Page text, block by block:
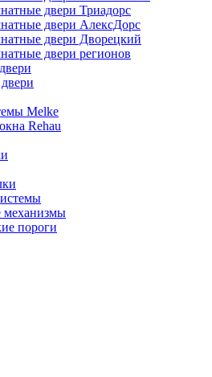
двери Триадорс
двери АлексДорс
двери Дворецкий
двери регионов
Melke
Rehau
пороги